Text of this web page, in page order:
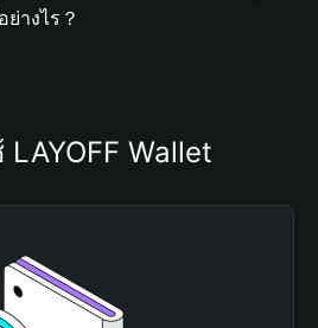
างไร？
LAYOFF Wallet